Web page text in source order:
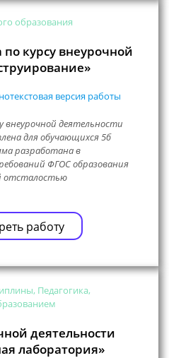
образования
курсу внеурочной
версия работы
внеурочной деятельности
для обучающихся 5б
разработана в
ФГОС образования
отсталостью
работу
Педагогика,
деятельности
лаборатория»